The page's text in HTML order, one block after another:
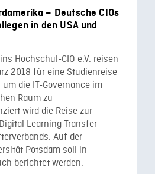
– Deutsche CIOs
in den USA und
Hochschul-CIO e.V. reisen
2018 für eine Studienreise
die IT-Governance im
Raum zu
wird die Reise zur
Learning Transfer
Auf der
Potsdam soll in
berichtet werden.